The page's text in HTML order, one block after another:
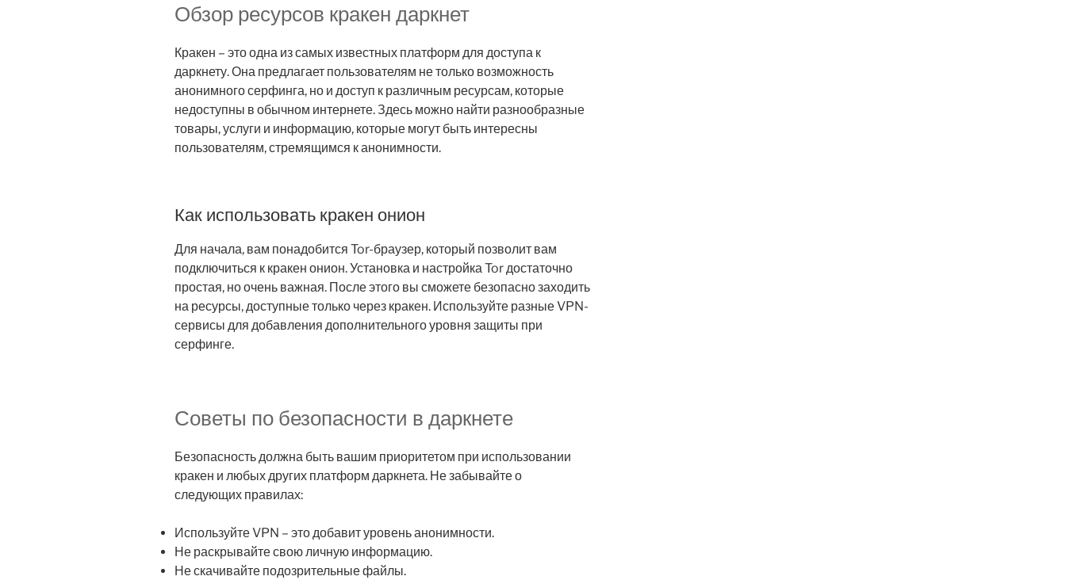
Обзор ресурсов кракен даркнет
Кракен – это одна из самых известных платформ для доступа к
даркнету. Она предлагает пользователям не только возможность
анонимного серфинга, но и доступ к различным ресурсам, которые
недоступны в обычном интернете. Здесь можно найти разнообразные
товары, услуги и информацию, которые могут быть интересны
пользователям, стремящимся к анонимности.
Как использовать кракен онион
Для начала, вам понадобится Tor-браузер, который позволит вам
подключиться к кракен онион. Установка и настройка Tor достаточно
простая, но очень важная. После этого вы сможете безопасно заходить
на ресурсы, доступные только через кракен. Используйте разные VPN-
сервисы для добавления дополнительного уровня защиты при
серфинге.
Советы по безопасности в даркнете
Безопасность должна быть вашим приоритетом при использовании
кракен и любых других платформ даркнета. Не забывайте о
следующих правилах:
Используйте VPN – это добавит уровень анонимности.
Не раскрывайте свою личную информацию.
Не скачивайте подозрительные файлы.